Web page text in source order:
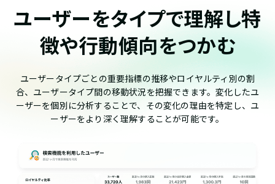
ユーザーをタイプで理解し特
徴や行動傾向をつかむ
ユーザータイプごとの重要指標の推移やロイヤルティ別の割
合、ユーザータイプ間の移動状況を把握できます。変化したユ
ーザーを個別に分析することで、その変化の理由を特定し、ユ
ーザーをより深く理解することが可能です。